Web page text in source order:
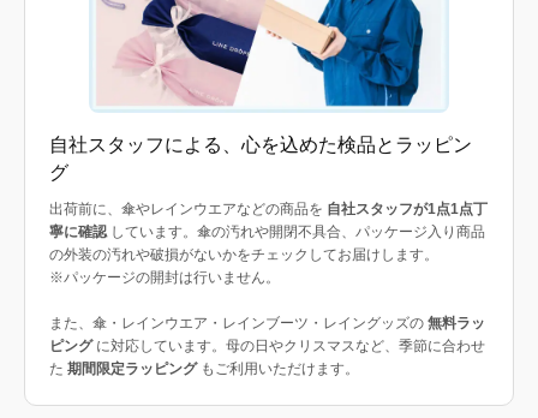
自社スタッフによる、心を込めた検品とラッピン
グ
出荷前に、傘やレインウエアなどの商品を 自社スタッフが1点1点丁
寧に確認 しています。傘の汚れや開閉不具合、パッケージ入り商品
の外装の汚れや破損がないかをチェックしてお届けします。
※パッケージの開封は行いません。
また、傘・レインウエア・レインブーツ・レイングッズの 無料ラッ
ピングに対応しています。母の日やクリスマスなど、季節に合わせ
た 期間限定ラッピングもご利用いただけます。